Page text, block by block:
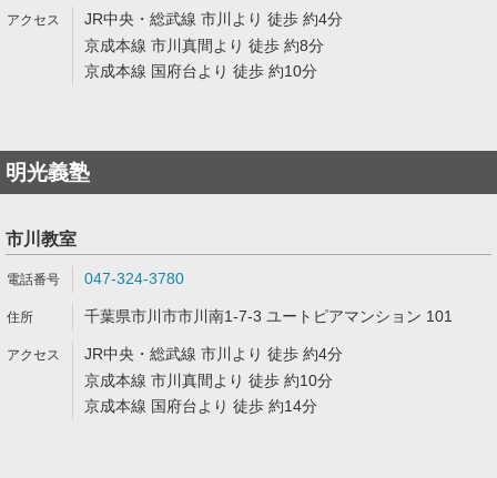
JR中央・総武線 市川より 徒歩 約4分
京成本線 市川真間より 徒歩 約8分
京成本線 国府台より 徒歩 約10分
明光義塾
市川教室
047-324-3780
千葉県市川市市川南1-7-3 ユートピアマンション 101
JR中央・総武線 市川より 徒歩 約4分
京成本線 市川真間より 徒歩 約10分
京成本線 国府台より 徒歩 約14分